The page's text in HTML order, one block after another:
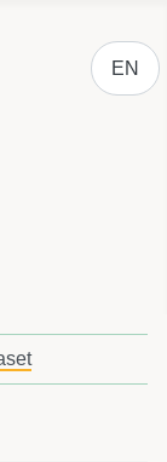
Select
EN